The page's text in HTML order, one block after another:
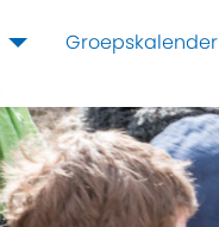
Groepskalender